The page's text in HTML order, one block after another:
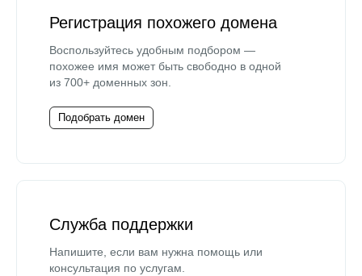
Регистрация похожего домена
Воспользуйтесь удобным подбором —
похожее имя может быть свободно в одной
из 700+ доменных зон.
Подобрать домен
Служба поддержки
Напишите, если вам нужна помощь или
консультация по услугам.